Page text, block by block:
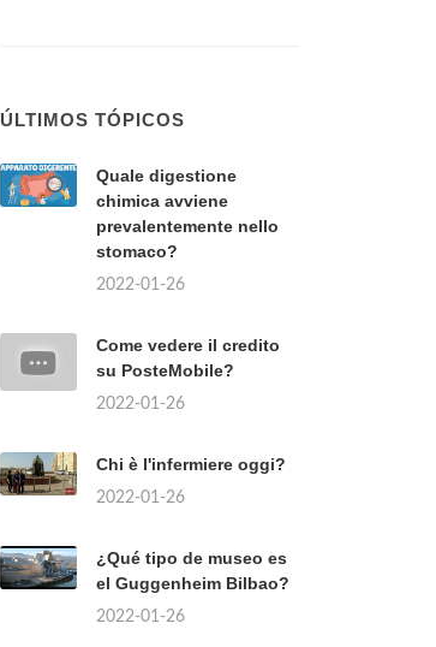
ÚLTIMOS TÓPICOS
Quale digestione
chimica avviene
prevalentemente nello
stomaco?
2022-01-26
Come vedere il credito
su PosteMobile?
2022-01-26
Chi è l'infermiere oggi?
2022-01-26
¿Qué tipo de museo es
el Guggenheim Bilbao?
2022-01-26